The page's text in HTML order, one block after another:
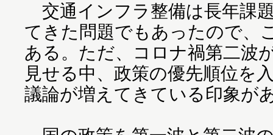
交通インフラ整備は長年課
てきた問題でもあったので、
ある。ただ、コロナ禍第二波
見せる中、政策の優先順位を
議論が増えてきている印象が